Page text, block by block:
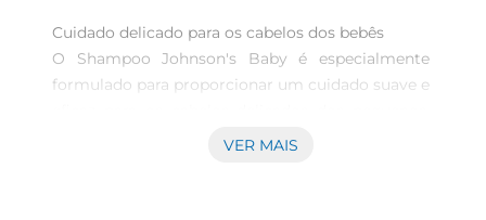
Cuidado delicado para os cabelos dos bebês
O Shampoo Johnson's Baby é especialmente
formulado para proporcionar um cuidado suave e
Com uma fórmula que não irrita os olhos, este
VER MAIS